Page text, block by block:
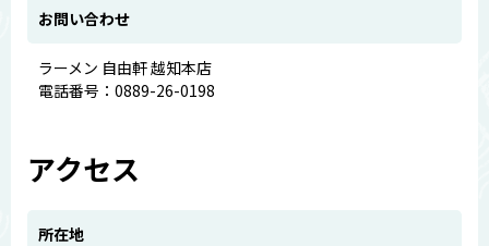
お問い合わせ
ラーメン 自由軒 越知本店
電話番号：0889-26-0198
アクセス
所在地